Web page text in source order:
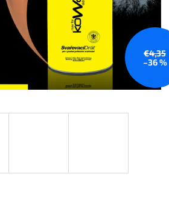
€4,35
–36 %